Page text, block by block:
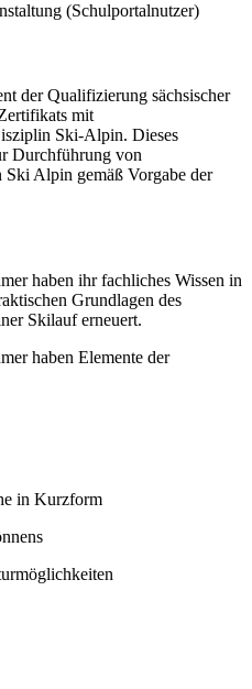
(Schulportalnutzer)
der Qualifizierung sächsischer
mit
Ski-Alpin. Dieses
Durchführung von
Alpin gemäß Vorgabe der
haben ihr fachliches Wissen in
Grundlagen des
Skilauf erneuert.
haben Elemente der
in Kurzform